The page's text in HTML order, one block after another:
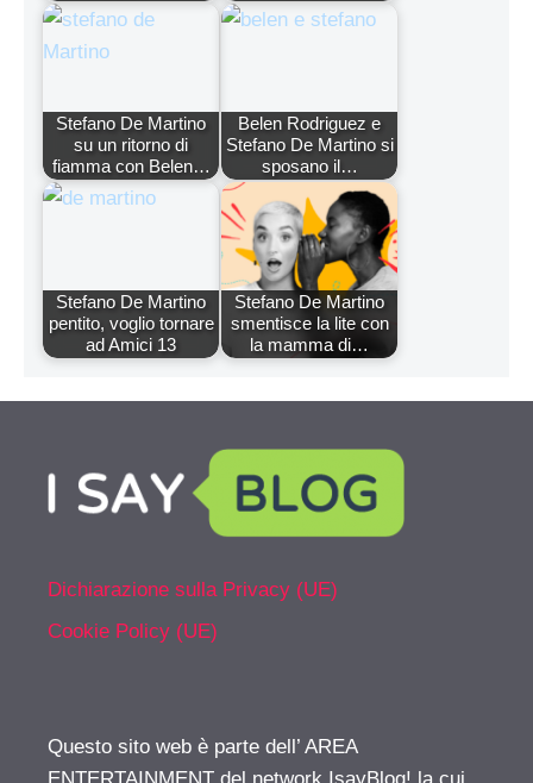
Stefano De Martino
su un ritorno di
fiamma con Belen…
Belen Rodriguez e
Stefano De Martino si
sposano il…
Stefano De Martino
pentito, voglio tornare
ad Amici 13
Stefano De Martino
smentisce la lite con
la mamma di…
Dichiarazione sulla Privacy (UE)
Cookie Policy (UE)
Questo sito web è parte dell’ AREA